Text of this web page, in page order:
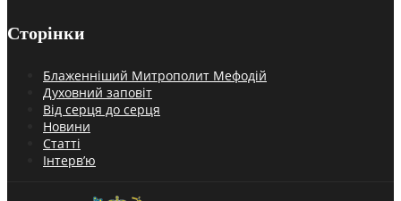
Сторінки
Блаженніший Митрополит Мефодій
Духовний заповіт
Від серця до серця
Новини
Статті
Інтерв’ю